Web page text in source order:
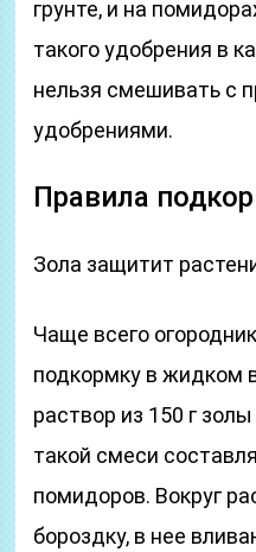
грунте, и на
такого удобрения в
нельзя смешивать с
удобрениями.
Правила
Зола защитит
Чаще всего
подкормку в жидком
раствор из 150 г
такой смеси
помидоров. Вокруг
бороздку, в нее